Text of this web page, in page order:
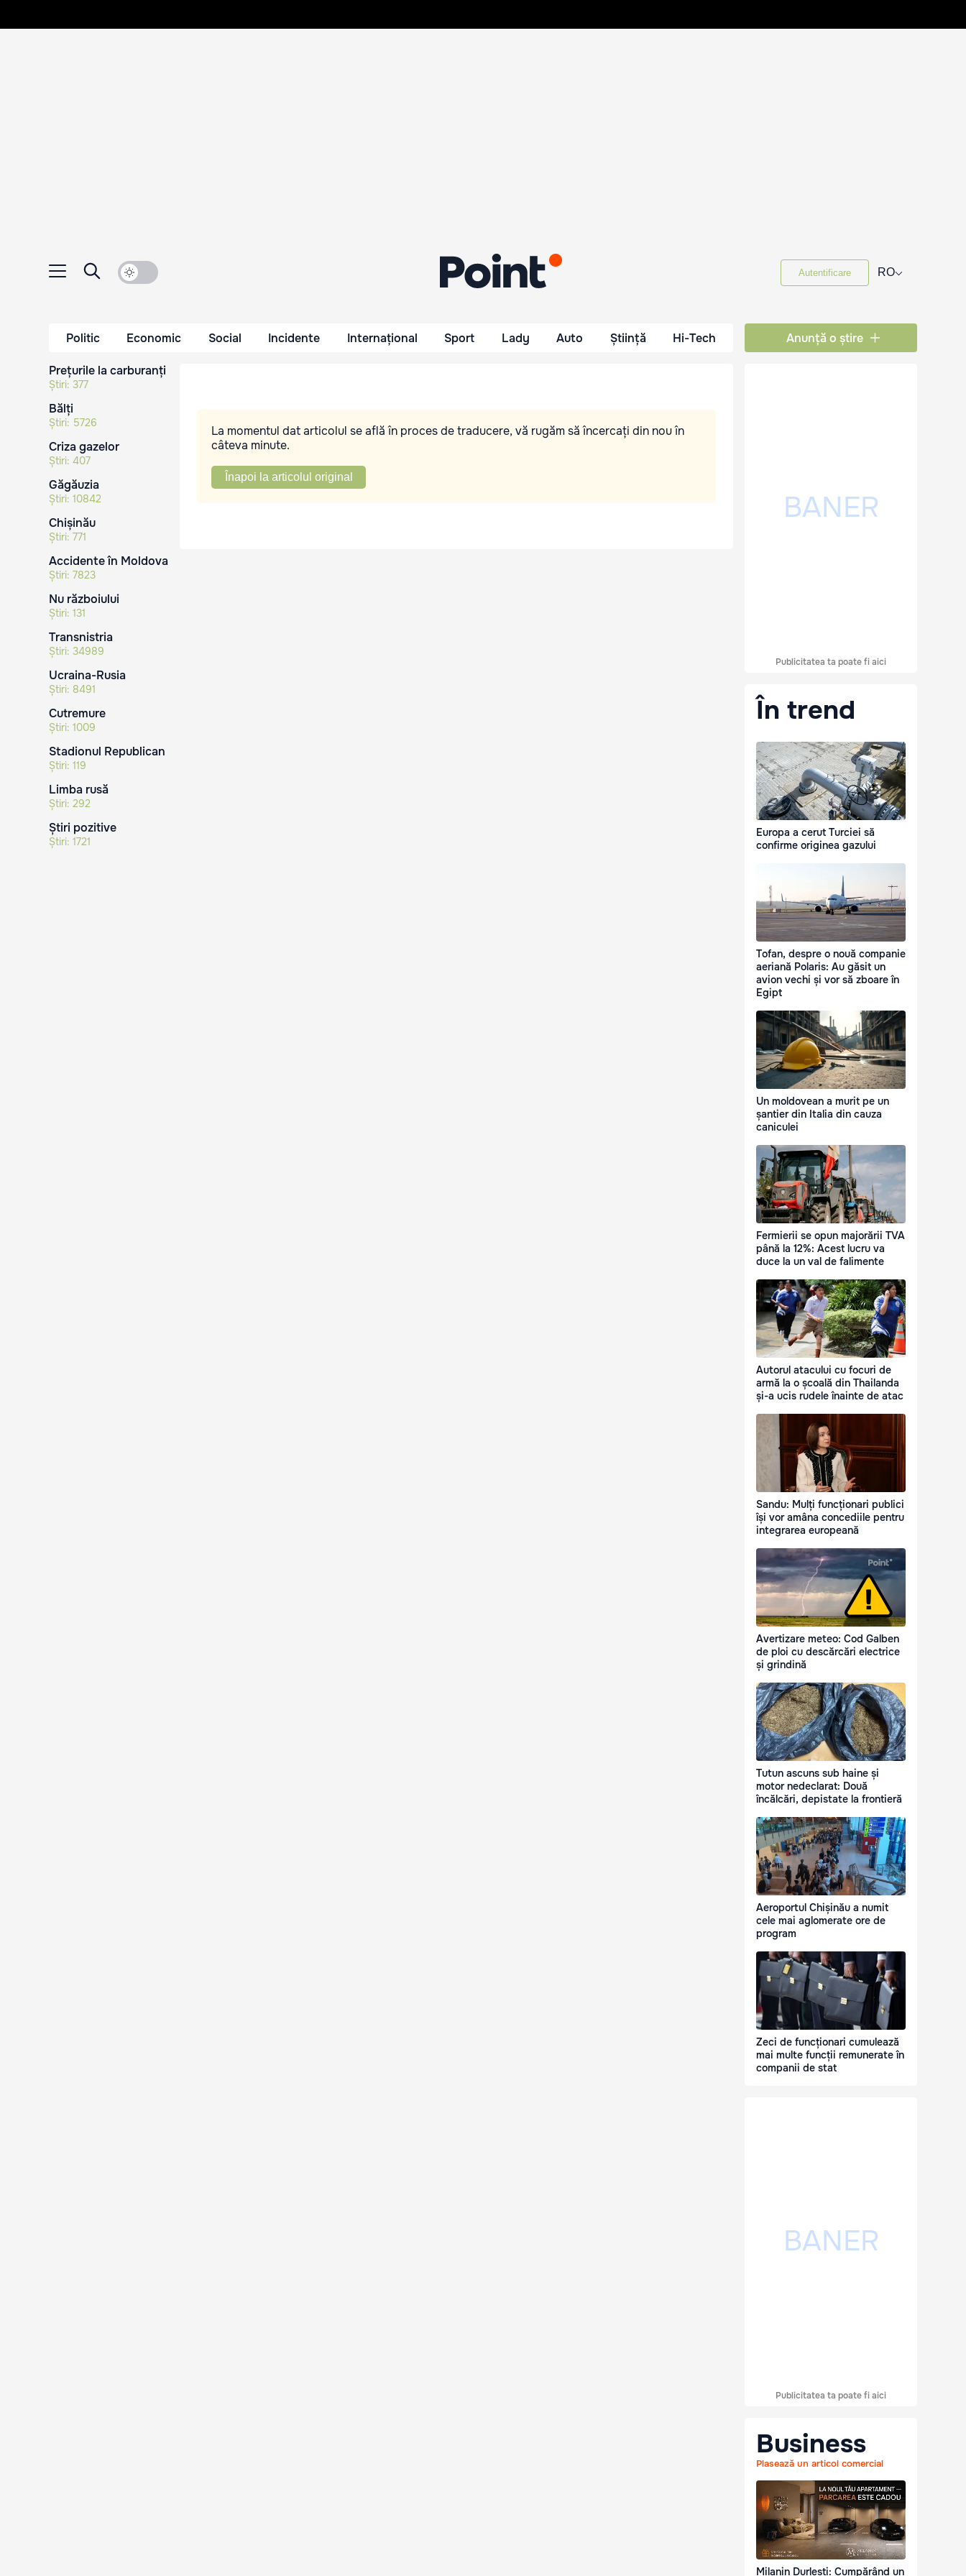
Autentificare RO⌵
Politic Economic Social Incidente Internațional Sport Lady Auto Știință Hi-Tech Anunță o știre
Prețurile la carburanți
Știri: 377
Bălți
Știri: 5726
Criza gazelor
Știri: 407
Găgăuzia
Știri: 10842
Chișinău
Știri: 771
Accidente în Moldova
Știri: 7823
Nu războiului
Știri: 131
Transnistria
Știri: 34989
Ucraina-Rusia
Știri: 8491
Cutremure
Știri: 1009
Stadionul Republican
Știri: 119
Limba rusă
Știri: 292
Știri pozitive
Știri: 1721
La momentul dat articolul se află în proces de traducere, vă rugăm să încercați din nou în
câteva minute.
Înapoi la articolul original
Publicitatea ta poate fi aici
În trend
Europa a cerut Turciei să
confirme originea gazului
Tofan, despre o nouă companie
aeriană Polaris: Au găsit un
avion vechi și vor să zboare în
Egipt
Un moldovean a murit pe un
șantier din Italia din cauza
caniculei
Fermierii se opun majorării TVA
până la 12%: Acest lucru va
duce la un val de falimente
Autorul atacului cu focuri de
armă la o școală din Thailanda
și-a ucis rudele înainte de atac
Sandu: Mulți funcționari publici
își vor amâna concediile pentru
integrarea europeană
Avertizare meteo: Cod Galben
de ploi cu descărcări electrice
și grindină
Tutun ascuns sub haine și
motor nedeclarat: Două
încălcări, depistate la frontieră
Aeroportul Chișinău a numit
cele mai aglomerate ore de
program
Zeci de funcționari cumulează
mai multe funcții remunerate în
companii de stat
Publicitatea ta poate fi aici
Business
Plasează un articol comercial
Milanin Durlești: Cumpărând un